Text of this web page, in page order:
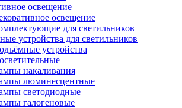
освещение
освещение
для светильников
устройства для светильников
устройства
накаливания
люминесцентные
светодиодные
галогеновые